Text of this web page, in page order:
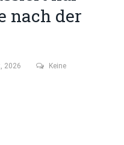
nach der
2026
Keine